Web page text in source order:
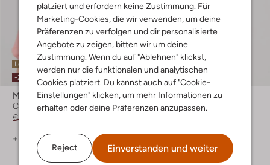
platziert und erfordern keine Zustimmung. Für
Marketing-Cookies, die wir verwenden, um deine
Präferenzen zu verfolgen und dir personalisierte
Angebote zu zeigen, bitten wir um deine
Zustimmung. Wenn du auf "Ablehnen" klickst,
werden nur die funktionalen und analytischen
Cookies platziert. Du kannst auch auf "Cookie-
Einstellungen" klicken, um mehr Informationen zu
erhalten oder deine Präferenzen anzupassen.
Reject Einverstanden und weiter
Letzte Größen
-20%
Msch Copenhagen
Cardigans
€ 89,99
+ mehr farben
Msch Copenhagen
Pullover